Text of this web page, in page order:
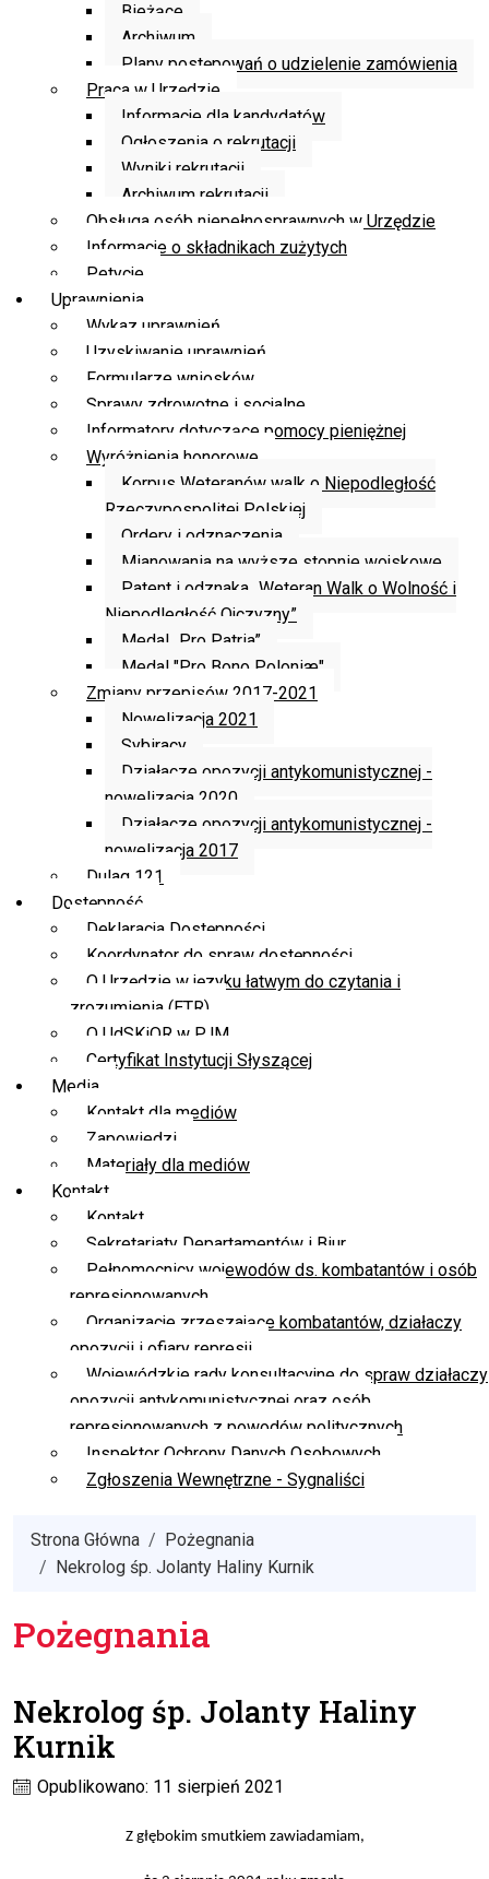
Bieżące
Archiwum
Plany postępowań o udzielenie zamówienia
Praca w Urzędzie
Informacje dla kandydatów
Ogłoszenia o rekrutacji
Wyniki rekrutacji
Archiwum rekrutacji
Obsługa osób niepełnosprawnych w Urzędzie
Informacje o składnikach zużytych
Petycje
Uprawnienia
Wykaz uprawnień
Uzyskiwanie uprawnień
Formularze wniosków
Sprawy zdrowotne i socjalne
Informatory dotyczące pomocy pieniężnej
Wyróżnienia honorowe
Korpus Weteranów walk o Niepodległość
Rzeczypospolitej Polskiej
Ordery i odznaczenia
Mianowania na wyższe stopnie wojskowe
Patent i odznaka „Weteran Walk o Wolność i
Niepodległość Ojczyzny”
Medal „Pro Patria”
Medal "Pro Bono Poloniæ"
Zmiany przepisów 2017-2021
Nowelizacja 2021
Sybiracy
Działacze opozycji antykomunistycznej -
nowelizacja 2020
Działacze opozycji antykomunistycznej -
nowelizacja 2017
Dulag 121
Dostępność
Deklaracja Dostępności
Koordynator do spraw dostępności
O Urzędzie w języku łatwym do czytania i
zrozumienia (ETR)
O UdSKiOR w PJM
Certyfikat Instytucji Słyszącej
Media
Kontakt dla mediów
Zapowiedzi
Materiały dla mediów
Kontakt
Kontakt
Sekretariaty Departamentów i Biur
Pełnomocnicy wojewodów ds. kombatantów i osób
represjonowanych
Organizacje zrzeszające kombatantów, działaczy
opozycji i ofiary represji
Wojewódzkie rady konsultacyjne do spraw działaczy
opozycji antykomunistycznej oraz osób
represjonowanych z powodów politycznych
Inspektor Ochrony Danych Osobowych
Zgłoszenia Wewnętrzne - Sygnaliści
Strona Główna
Pożegnania
Nekrolog śp. Jolanty Haliny Kurnik
Pożegnania
Nekrolog śp. Jolanty Haliny
Kurnik
Opublikowano: 11 sierpień 2021
Z głębokim smutkiem zawiadamiam,